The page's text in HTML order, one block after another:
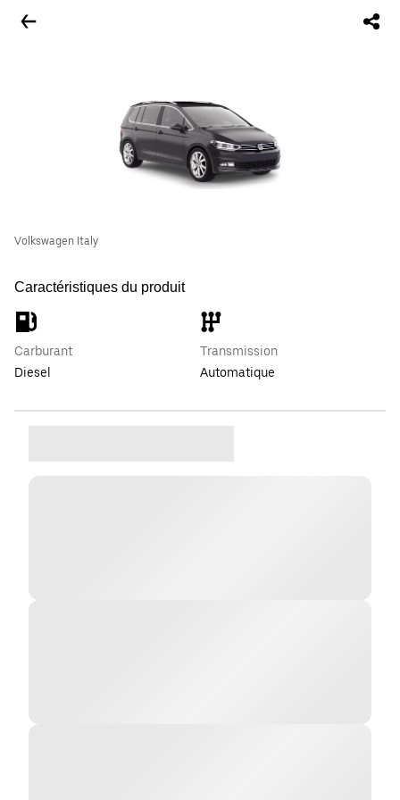
Volkswagen Italy
Caractéristiques du produit
Carburant
Diesel
Transmission
Automatique